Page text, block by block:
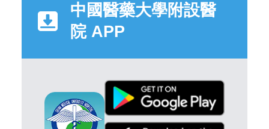
中國醫藥大學附設醫
院 APP